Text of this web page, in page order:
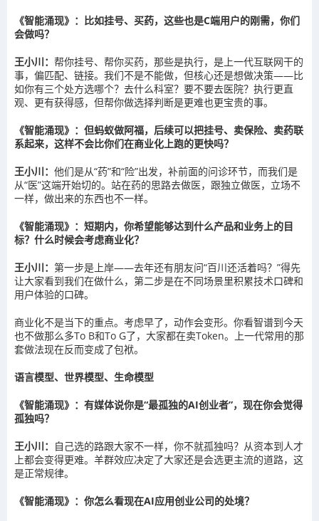
《智能涌现》：比如挂号、买药，这些也是C端用户的刚需，你们
会做吗？
王小川： 帮你挂号、帮你买药，那些是执行，是上一代互联网干的
事，偏匹配、链接。我们不是不能做，但核心还是想做决策——比
如你有三个处方选哪个？去什么科室？要不要去医院？执行更直
观、更有获得感，但帮你做选择判断是更难也更宝贵的事。
《智能涌现》：但蚂蚁做阿福，后续可以把挂号、卖保险、卖药联
系起来，这样不会比你们在商业化上跑的更快吗？
王小川： 他们是从“药”和“险”出发，补前面的问诊环节，而我们是
从“医”这端开始切的。站在药的思路去做医，跟独立做医，立场不
一样，做出来的东西也不一样。
《智能涌现》：短期内，你希望能够达到什么产品和业务上的目
标？什么时候会考虑商业化？
王小川： 第一步是上岸——去年还有朋友问“百川还活着吗？”得先
让大家看到我们在做什么，第二步是在不同场景里积累技术口碑和
用户体验的口碑。
商业化不是当下的重点。考虑早了，动作会变形。你看智谱到今天
也不做那么多To B和To G了，大家都在卖Token。上一代常用的那
套做法现在反而变成了包袱。
语言模型、世界模型、生命模型
《智能涌现》：有媒体说你是“最孤独的AI创业者”，现在你会觉得
孤独吗？
王小川： 自己选的路跟大家不一样，你不就孤独吗？从资本到人才
上都会变得更难。羊群效应决定了大家还是会选更主流的道路，这
是正常规律。
《智能涌现》：你怎么看现在AI应用创业公司的处境？